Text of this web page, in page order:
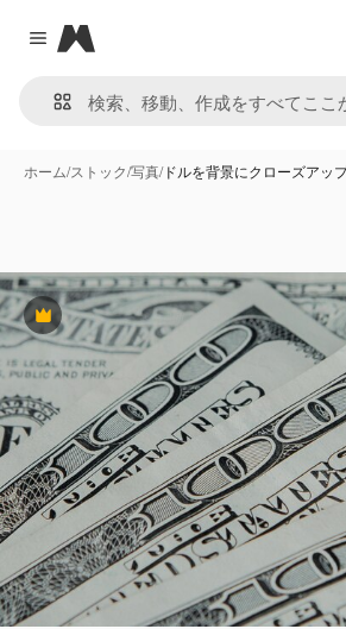
Close menu
Magnific
ホーム/ストック/写真/ドルを背景にクローズアッ
Premium